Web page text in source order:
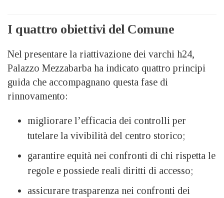
I quattro obiettivi del Comune
Nel presentare la riattivazione dei varchi h24,
Palazzo Mezzabarba ha indicato quattro principi
guida che accompagnano questa fase di
rinnovamento:
migliorare l’efficacia dei controlli per
tutelare la vivibilità del centro storico;
garantire equità nei confronti di chi rispetta le
regole e possiede reali diritti di accesso;
assicurare trasparenza nei confronti dei